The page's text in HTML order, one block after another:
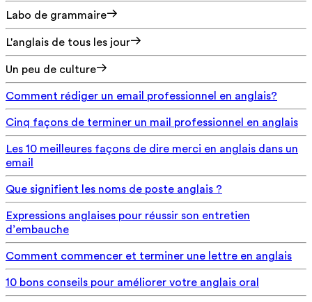
Labo de grammaire
L'anglais de tous les jour
Un peu de culture
Comment rédiger un email professionnel en anglais?
Cinq façons de terminer un mail professionnel en anglais
Les 10 meilleures façons de dire merci en anglais dans un
email
Que signifient les noms de poste anglais ?
Expressions anglaises pour réussir son entretien
d’embauche
Comment commencer et terminer une lettre en anglais
10 bons conseils pour améliorer votre anglais oral